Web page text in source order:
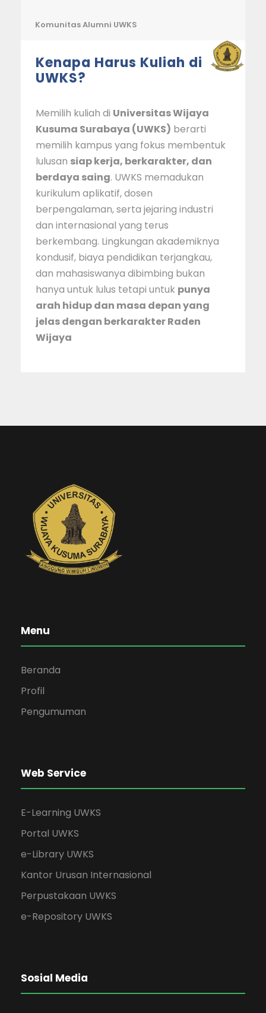
Komunitas Alumni UWKS
Kenapa Harus Kuliah di
UWKS?
Memilih kuliah di Universitas Wijaya
Kusuma Surabaya (UWKS) berarti
memilih kampus yang fokus membentuk
lulusan siap kerja, berkarakter, dan
berdaya saing. UWKS memadukan
kurikulum aplikatif, dosen
berpengalaman, serta jejaring industri
dan internasional yang terus
berkembang. Lingkungan akademiknya
kondusif, biaya pendidikan terjangkau,
dan mahasiswanya dibimbing bukan
hanya untuk lulus tetapi untuk punya
arah hidup dan masa depan yang
jelas dengan berkarakter Raden
Wijaya
Menu
Beranda
Profil
Pengumuman
Web Service
E-Learning UWKS
Portal UWKS
e-Library UWKS
Kantor Urusan Internasional
Perpustakaan UWKS
e-Repository UWKS
Sosial Media